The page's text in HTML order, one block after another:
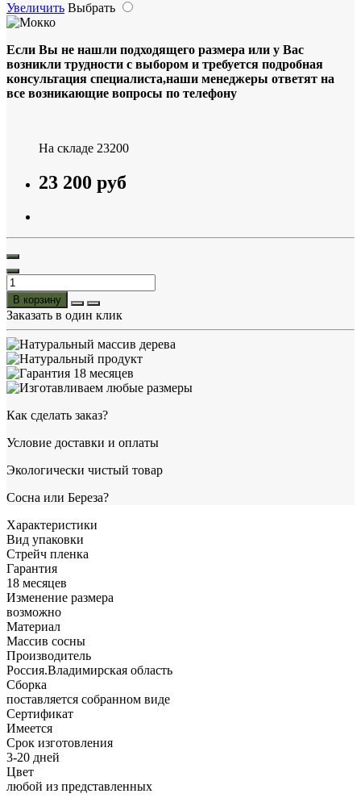
Увеличить Выбрать
Если Вы не нашли подходящего размера или у Вас
возникли трудности с выбором и требуется подробная
консультация специалиста,наши менеджеры ответят на
все возникающие вопросы по телефону
На складе 23200
23 200 руб
В корзину
Заказать в один клик
Как сделать заказ?
Условие доставки и оплаты
Экологически чистый товар
Сосна или Береза?
Характеристики
Вид упаковки
Стрейч пленка
Гарантия
18 месяцев
Изменение размера
возможно
Материал
Массив сосны
Производитель
Россия.Владимирская область
Сборка
поставляется собранном виде
Сертификат
Имеется
Срок изготовления
3-20 дней
Цвет
любой из представленных